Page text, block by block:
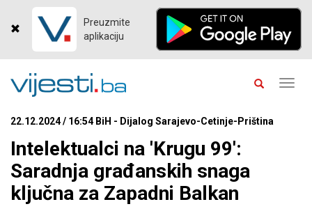
Preuzmite
aplikaciju
22.12.2024 / 16:54 BiH - Dijalog Sarajevo-Cetinje-Priština
Intelektualci na 'Krugu 99':
Saradnja građanskih snaga
ključna za Zapadni Balkan